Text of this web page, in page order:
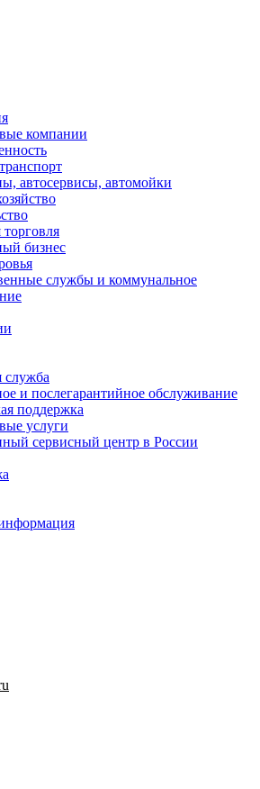
компании
автосервисы, автомойки
бизнес
службы и коммунальное
служба
и послегарантийное обслуживание
поддержка
услуги
сервисный центр в России